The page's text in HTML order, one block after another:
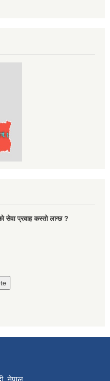
सेवा प्रवाह कस्तो लाग्छ ?